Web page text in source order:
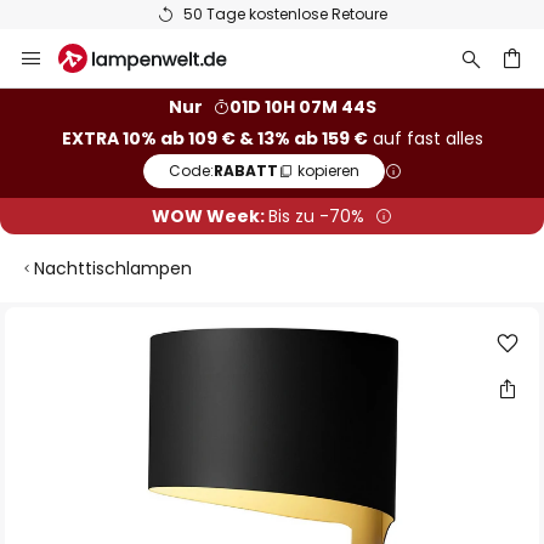
50 Tage kostenlose Retoure
Inhalt
Nur
01D 10H 07M 44S
EXTRA 10% ab 109 € & 13% ab 159 €auf fast alles
Code:RABATT kopieren
WOW Week:Bis zu -70%
Nachttischlampen